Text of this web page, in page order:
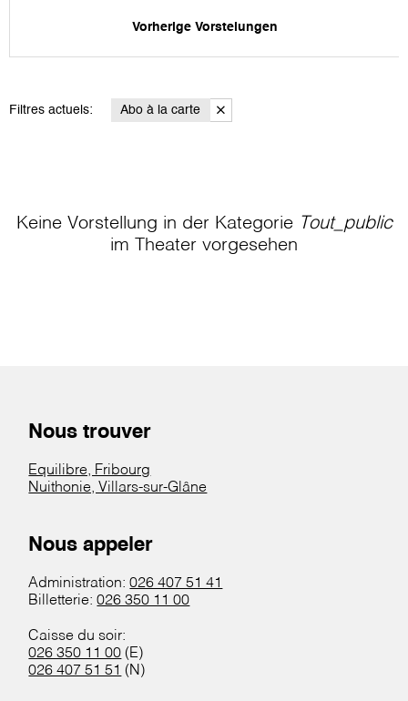
Vorherige Vorstelungen
Filtres actuels: Abo à la carte
Keine Vorstellung in der Kategorie Tout_public
im Theater vorgesehen
Nous trouver
Equilibre, Fribourg
Nuithonie, Villars-sur-Glâne
Nous appeler
Administration:026 407 51 41
Billetterie:026 350 11 00
Caisse du soir:
026 350 11 00 (E)
026 407 51 51 (N)